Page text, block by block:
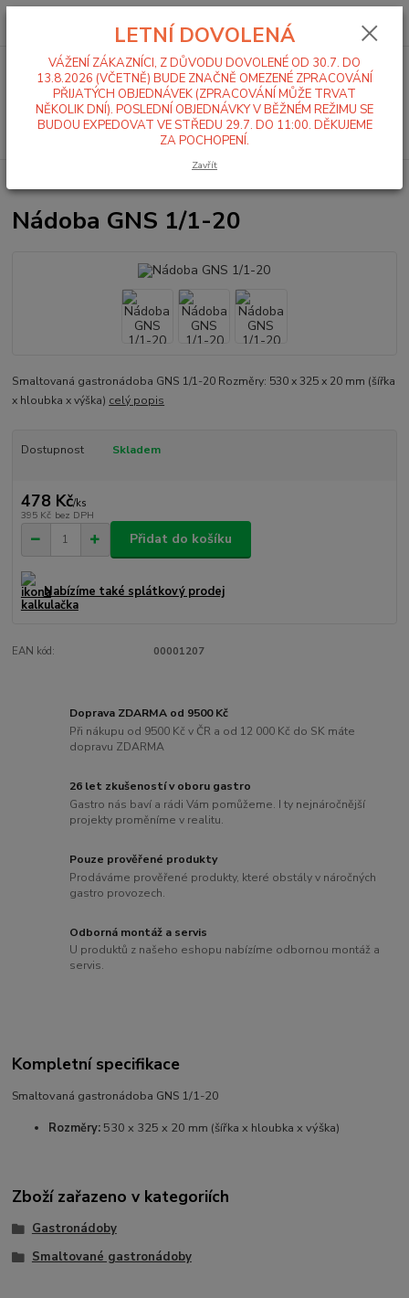
Menu
Hledat
0,00 Kč
Nádoba GNS 1/1-20
Smaltovaná gastronádoba GNS 1/1-20 Rozměry: 530 x 325 x 20 mm (šířka
x hloubka x výška) celý popis
Dostupnost Skladem
478 Kč/ks
395 Kč bez DPH
Přidat do košíku
Nabízíme také splátkový prodej
EAN kód: 00001207
Doprava ZDARMA od 9500 Kč
Při nákupu od 9500 Kč v ČR a od 12 000 Kč do SK máte
dopravu ZDARMA
26 let zkušeností v oboru gastro
Gastro nás baví a rádi Vám pomůžeme. I ty nejnáročnější
projekty proměníme v realitu.
Pouze prověřené produkty
Prodáváme prověřené produkty, které obstály v náročných
gastro provozech.
Odborná montáž a servis
U produktů z našeho eshopu nabízíme odbornou montáž a
servis.
Kompletní specifikace
Smaltovaná gastronádoba GNS 1/1-20
Rozměry: 530 x 325 x 20 mm (šířka x hloubka x výška)
Zboží zařazeno v kategoriích
Gastronádoby
Smaltované gastronádoby
LETNÍ DOVOLENÁ
VÁŽENÍ ZÁKAZNÍCI, Z DŮVODU DOVOLENÉ OD 30.7. DO
13.8.2026 (VČETNĚ) BUDE ZNAČNĚ OMEZENÉ ZPRACOVÁNÍ
PŘIJATÝCH OBJEDNÁVEK (ZPRACOVÁNÍ MŮŽE TRVAT
NĚKOLIK DNÍ). POSLEDNÍ OBJEDNÁVKY V BĚŽNÉM REŽIMU SE
BUDOU EXPEDOVAT VE STŘEDU 29.7. DO 11:00. DĚKUJEME
ZA POCHOPENÍ.
Zavřít